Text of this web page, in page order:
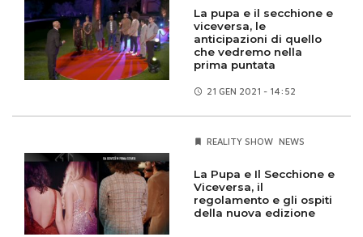
La pupa e il secchione e
viceversa, le
anticipazioni di quello
che vedremo nella
prima puntata
21 GEN 2021 - 14:52
REALITY SHOW NEWS
La Pupa e Il Secchione e
Viceversa, il
regolamento e gli ospiti
della nuova edizione